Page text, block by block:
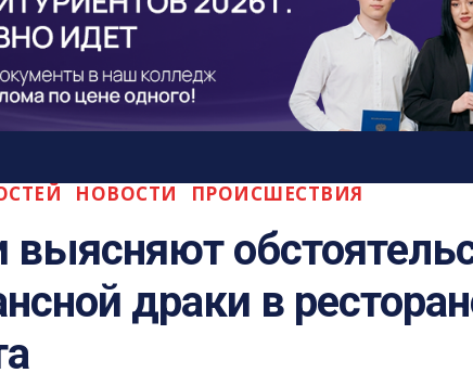
НОВОСТИ ПРОИСШЕСТВИЯ
выясняют
драки в